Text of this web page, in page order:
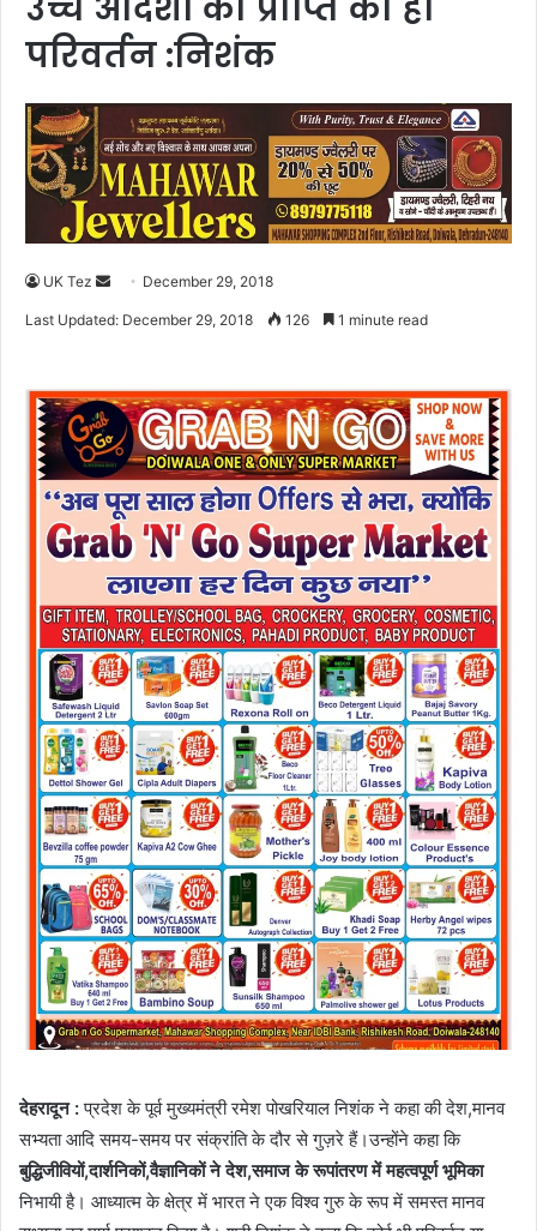
परिवर्तन :निशंक
UK Tez
e
a
e
m
a
i
December 29, 2018
Last Updated: December 29, 2018 126 1 minute read
देहरादून :प्रदेश के पूर्व मुख्यमंत्री रमेश पोखरियाल निशंक ने कहा की देश,मानव
सभ्यता आदि समय-समय पर संक्रांति के दौर से गुज़रे हैं।उन्होंने कहा कि
बुद्धिजीवियों,दार्शनिकों,वैज्ञानिकों ने देश,समाज के रूपांतरण में महत्वपूर्ण भूमिका
निभायी है। आध्यात्म के क्षेत्र में भारत ने एक विश्व गुरु के रूप में समस्त मानव